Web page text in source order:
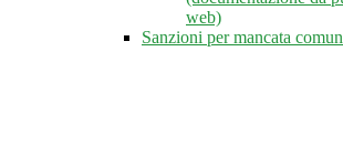
web)
Sanzioni per mancata